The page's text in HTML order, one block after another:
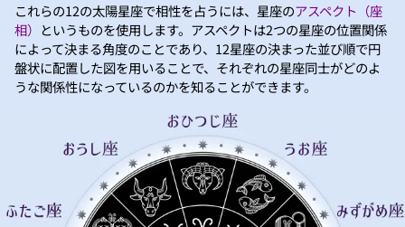
これらの12の太陽星座で相性を占うには、星座のアスペクト（座
相） というものを使用します。アスペクトは2つの星座の位置関係
によって決まる角度のことであり、12星座の決まった並び順で円
盤状に配置した図を用いることで、それぞれの星座同士がどのよ
うな関係性になっているのかを知ることができます。